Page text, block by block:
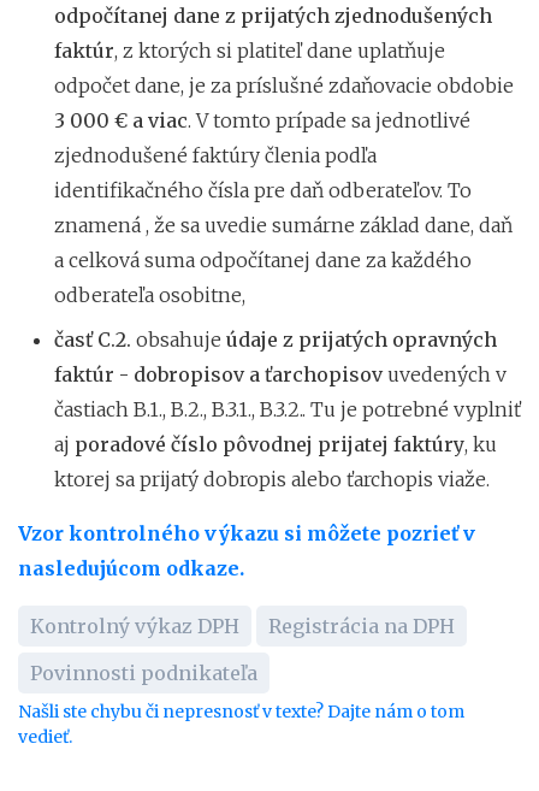
odpočítanej dane z prijatých zjednodušených
faktúr, z ktorých si platiteľ dane uplatňuje
odpočet dane, je za príslušné zdaňovacie obdobie
3 000 € a viac. V tomto prípade sa jednotlivé
zjednodušené faktúry členia podľa
identifikačného čísla pre daň odberateľov. To
znamená , že sa uvedie sumárne základ dane, daň
a celková suma odpočítanej dane za každého
odberateľa osobitne,
časť C.2. obsahuje údaje z prijatých opravných
faktúr - dobropisov a ťarchopisovuvedených v
častiach B.1., B.2., B.3.1., B.3.2.. Tu je potrebné vyplniť
aj poradové číslo pôvodnej prijatej faktúry, ku
ktorej sa prijatý dobropis alebo ťarchopis viaže.
Vzor kontrolného výkazu si môžete pozrieť v
nasledujúcom odkaze.
Kontrolný výkaz DPH
Registrácia na DPH
Povinnosti podnikateľa
Našli ste chybu či nepresnosť v texte? Dajte nám o tom
vedieť.